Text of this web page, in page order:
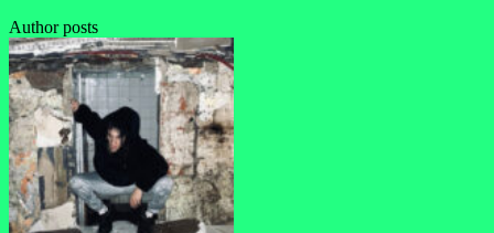
Author posts